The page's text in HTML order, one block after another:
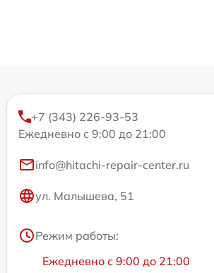
+7 (343) 226-93-53
Ежедневно с 9:00 до 21:00
info@hitachi-repair-center.ru
ул. Малышева, 51
Режим работы:
Ежедневно с 9:00 до 21:00